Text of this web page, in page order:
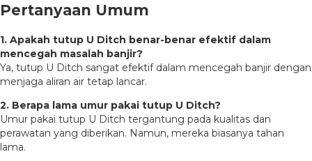
Pertanyaan Umum
1. Apakah tutup U Ditch benar-benar efektif dalam
mencegah masalah banjir?
Ya, tutup U Ditch sangat efektif dalam mencegah banjir dengan
menjaga aliran air tetap lancar.
2. Berapa lama umur pakai tutup U Ditch?
Umur pakai tutup U Ditch tergantung pada kualitas dan
perawatan yang diberikan. Namun, mereka biasanya tahan
lama.